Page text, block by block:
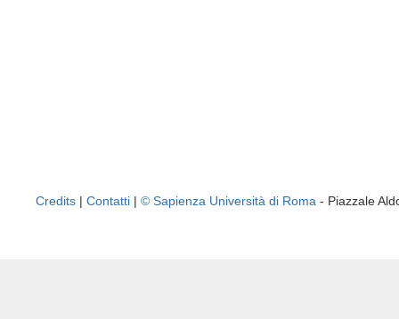
Credits | Contatti | © Sapienza Università di Roma - Piazzale